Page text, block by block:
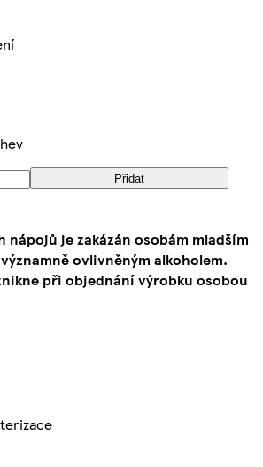
Přidat
nápojů je zakázán osobám mladším
ovlivněným alkoholem.
při objednání výrobku osobou